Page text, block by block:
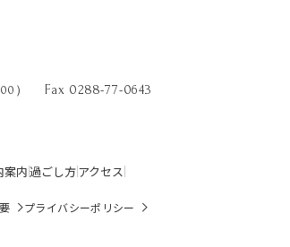
） Fax 0288-77-0643
案内過ごし方アクセス
プライバシーポリシー